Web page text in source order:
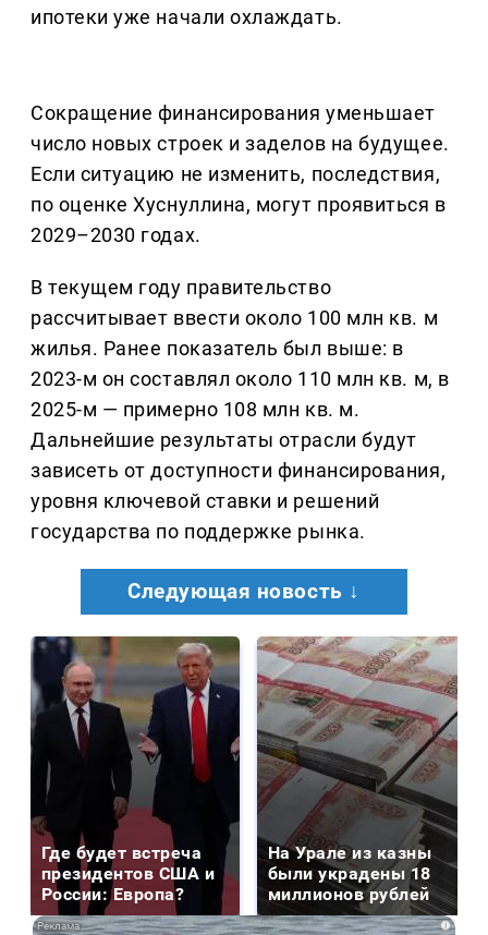
ипотеки уже начали охлаждать.
Сокращение финансирования уменьшает
число новых строек и заделов на будущее.
Если ситуацию не изменить, последствия,
по оценке Хуснуллина, могут проявиться в
2029–2030 годах.
В текущем году правительство
рассчитывает ввести около 100 млн кв. м
жилья. Ранее показатель был выше: в
2023-м он составлял около 110 млн кв. м, в
2025-м — примерно 108 млн кв. м.
Дальнейшие результаты отрасли будут
зависеть от доступности финансирования,
уровня ключевой ставки и решений
государства по поддержке рынка.
Следующая новость ↓
Где будет встреча
президентов США и
России: Европа?
На Урале из казны
были украдены 18
миллионов рублей
i